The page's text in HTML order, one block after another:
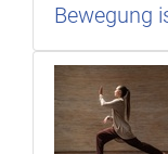
Bewegung